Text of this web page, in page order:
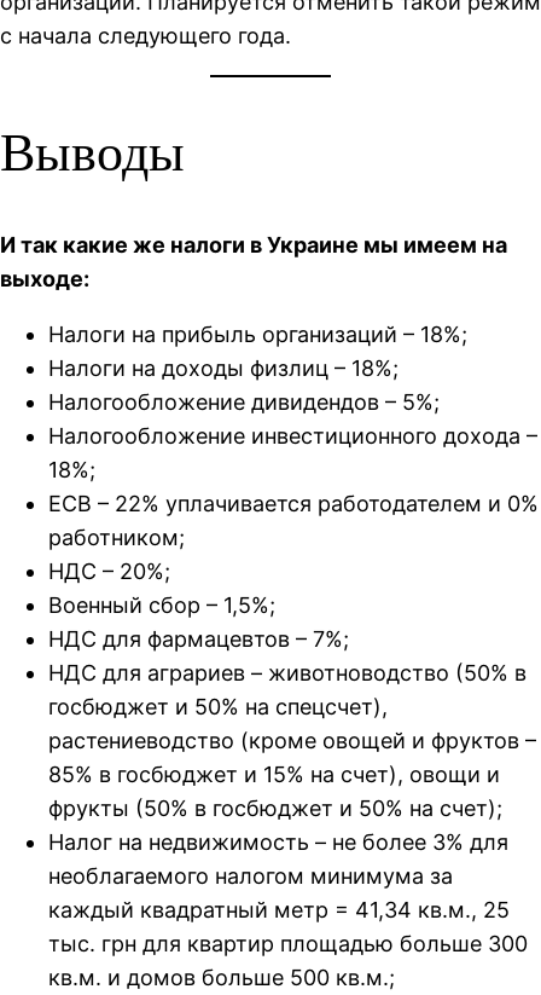
с начала следующего года.
Выводы
И так какие же налоги в Украине мы имеем на
выходе:
Налоги на прибыль организаций – 18%;
Налоги на доходы физлиц – 18%;
Налогообложение дивидендов – 5%;
Налогообложение инвестиционного дохода –
18%;
ЕСВ – 22% уплачивается работодателем и 0%
работником;
НДС – 20%;
Военный сбор – 1,5%;
НДС для фармацевтов – 7%;
НДС для аграриев – животноводство (50% в
госбюджет и 50% на спецсчет),
растениеводство (кроме овощей и фруктов –
85% в госбюджет и 15% на счет), овощи и
фрукты (50% в госбюджет и 50% на счет);
Налог на недвижимость – не более 3% для
необлагаемого налогом минимума за
каждый квадратный метр = 41,34 кв.м., 25
тыс. грн для квартир площадью больше 300
кв.м. и домов больше 500 кв.м.;